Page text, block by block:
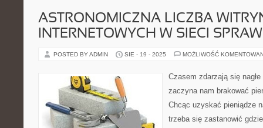
ASTRONOMICZNA LICZBA
INTERNETOWYCH W SIECI
POSTED BY ADMIN SIE - 19 - 2025 MOŻLIWOŚĆ
Czasem zdarzają się
zaczyna nam brakować
Chcąc uzyskać pieniądze
trzeba się zastanowić